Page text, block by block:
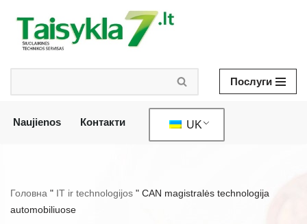
Перейти
змісту
Послуги
Naujienos Контакти UK
Головна " IT ir technologijos " CAN magistralės technologija
automobiliuose